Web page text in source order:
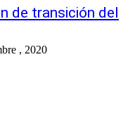
de transición del
, 2020